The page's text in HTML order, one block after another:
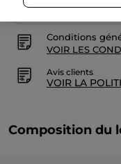
Satisfait ou
Conditions
VOIR LES
Avis clients
VOIR LA
Composition du